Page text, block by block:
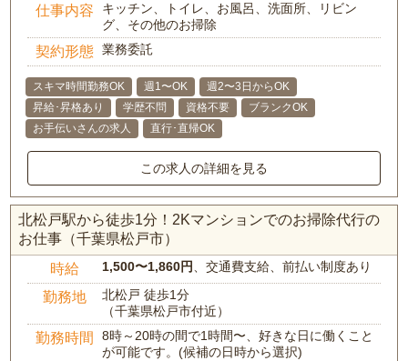
仕事内容
キッチン、トイレ、お風呂、洗面所、リビン
グ、その他のお掃除
契約形態 業務委託
スキマ時間勤務OK 週1〜OK
週2〜3日からOK
昇給･昇格あり
学歴不問 資格不要
ブランクOK
お手伝いさんの求人
直行･直帰OK
この求人の詳細を見る
北松戸駅から徒歩1分！2Kマンションでのお掃除代行の
お仕事（千葉県松戸市）
時給 1,500〜1,860円、交通費支給、前払い制度あり
勤務地
北松戸 徒歩1分
（千葉県松戸市付近）
勤務時間
8時～20時の間で1時間〜、好きな日に働くこと
が可能です。(候補の日時から選択)